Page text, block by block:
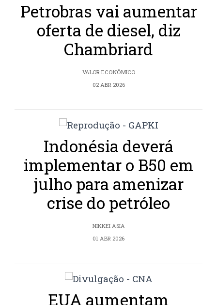
Petrobras vai aumentar
oferta de diesel, diz
Chambriard
VALOR ECONÔMICO
02 ABR 2026
Indonésia deverá
implementar o B50 em
julho para amenizar
crise do petróleo
NIKKEI ASIA
01 ABR 2026
EUA aumentam